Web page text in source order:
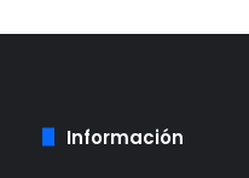
Información